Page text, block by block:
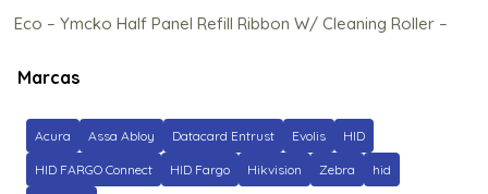
Eco – Ymcko Half Panel Refill Ribbon W/ Cleaning Roller –
Eco – Ymcko Refill Ribbon C/ Rolo de Limpeza (Na) – 250
Ez – Gold Metallic Cartridge W/Cleaning Roller – 500
Images
Marcas
Acura Assa Abloy Datacard Entrust Evolis HID
HID FARGO Connect HID Fargo Hikvision Zebra hid